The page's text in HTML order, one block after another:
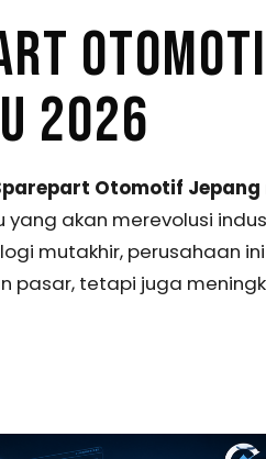
2026
Otomotif Jepang
akan merevolusi
mutakhir, perusahaan
pasar, tetapi juga